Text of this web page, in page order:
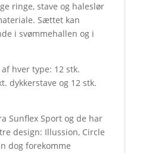
ringe, stave og haleslør
Sættet kan
i svømmehallen og i
hver type: 12 stk.
dykkerstave og 12 stk.
Sunflex Sport og de har
design: Illussion, Circle
dog forekomme